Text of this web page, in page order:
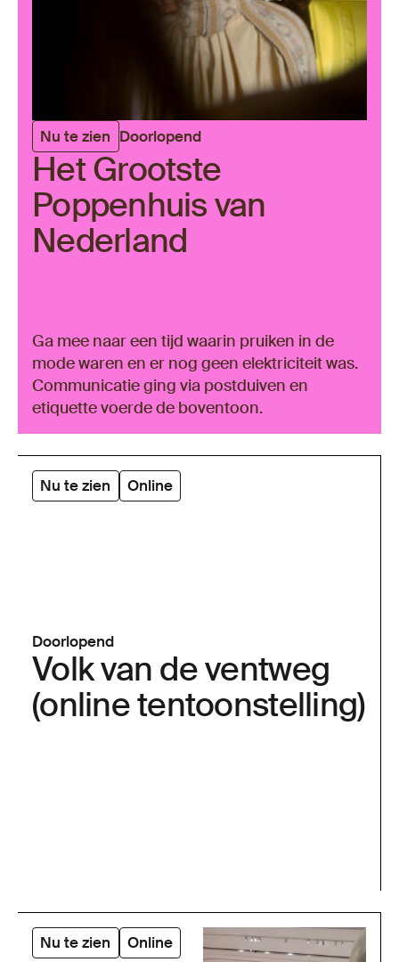
Nu te zien Doorlopend
Het Grootste
Poppenhuis van
Nederland
Ga mee naar een tijd waarin pruiken in de
mode waren en er nog geen elektriciteit was.
Communicatie ging via postduiven en
etiquette voerde de boventoon.
Nu te zien Online
Doorlopend
Volk van de ventweg
(online tentoonstelling)
Nu te zien Online